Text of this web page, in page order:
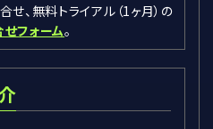
、無料トライアル（1ヶ月）の
フォーム。